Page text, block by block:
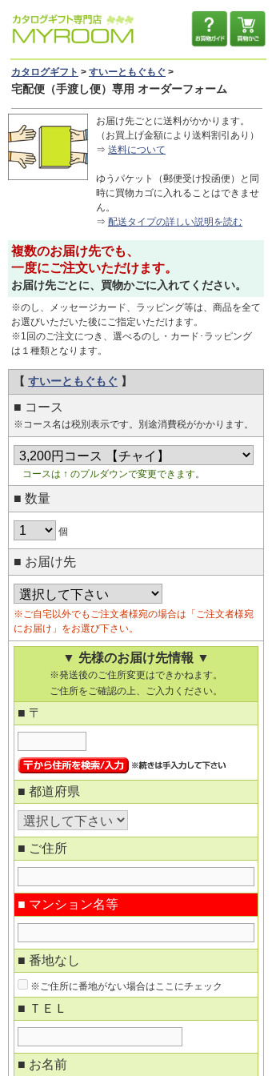
カタログギフト > すいーともぐもぐ >
宅配便（手渡し便）専用 オーダーフォーム
お届け先ごとに送料がかかります。
（お買上げ金額により送料割引あり）
⇒ 送料について
ゆうパケット（郵便受け投函便）と同
時に買物カゴに入れることはできませ
ん。
⇒ 配送タイプの詳しい説明を読む
複数のお届け先でも、
一度にご注文いただけます。
お届け先ごとに、買物かごに入れてください。
※のし、メッセージカード、ラッピング等は、商品を全て
お選びいただいた後にご指定いただけます。
※1回のご注文につき、選べるのし・カード･ラッピング
は１種類となります。
【 すいーともぐもぐ 】
■ コース
※コース名は税別表示です。別途消費税がかかります。
コースは ↑ のプルダウンで変更できます。
■ 数量
個
■ お届け先
※ご自宅以外でもご注文者様宛の場合は「ご注文者様宛
にお届け」をお選び下さい。
▼ 先様のお届け先情報 ▼
※発送後のご住所変更はできかねます。
ご住所をご確認の上、ご入力ください。
■ 〒
■ 都道府県
■ ご住所
■ マンション名等
■ 番地なし
※ご住所に番地がない場合はここにチェック
■ ＴＥＬ
■ お名前